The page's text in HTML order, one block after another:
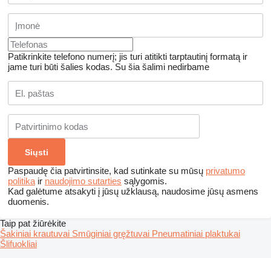
Patikrinkite telefono numerį; jis turi atitikti tarptautinį formatą ir
jame turi būti šalies kodas. Su šia šalimi nedirbame
Paspaudę čia patvirtinsite, kad sutinkate su mūsų privatumo
politika ir naudojimo sutarties sąlygomis.
Kad galėtume atsakyti į jūsų užklausą, naudosime jūsų asmens
duomenis.
Taip pat žiūrėkite
Šakiniai krautuvai Smūginiai gręžtuvai Pneumatiniai plaktukai
Šlifuokliai